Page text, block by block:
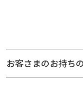
お客さまのお持ち